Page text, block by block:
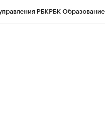
РБКРБК Образование